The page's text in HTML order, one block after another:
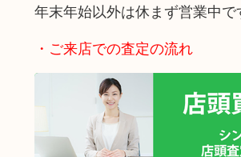
年末年始以外は休まず営業中で
・ご来店での査定の流れ